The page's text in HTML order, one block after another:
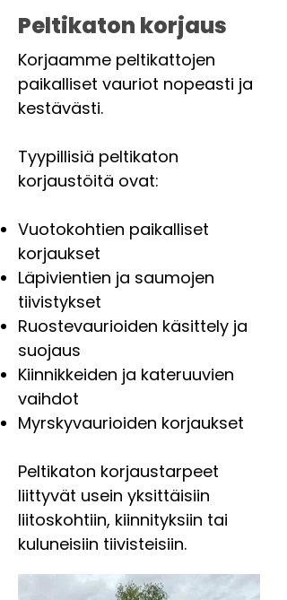
Peltikaton korjaus
Korjaamme peltikattojen
paikalliset vauriot nopeasti ja
kestävästi.
Tyypillisiä peltikaton
korjaustöitä ovat:
Vuotokohtien paikalliset
korjaukset
Läpivientien ja saumojen
tiivistykset
Ruostevaurioiden käsittely ja
suojaus
Kiinnikkeiden ja kateruuvien
vaihdot
Myrskyvaurioiden korjaukset
Peltikaton korjaustarpeet
liittyvät usein yksittäisiin
liitoskohtiin, kiinnityksiin tai
kuluneisiin tiivisteisiin.